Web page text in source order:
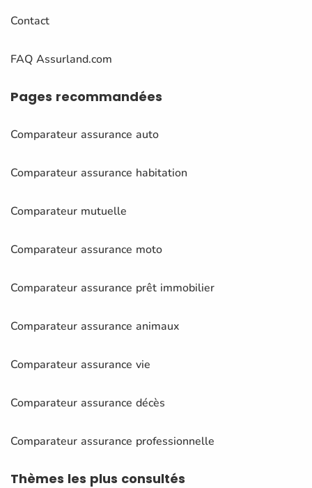
Contact
FAQ Assurland.com
Pages recommandées
Comparateur assurance auto
Comparateur assurance habitation
Comparateur mutuelle
Comparateur assurance moto
Comparateur assurance prêt immobilier
Comparateur assurance animaux
Comparateur assurance vie
Comparateur assurance décès
Comparateur assurance professionnelle
Thèmes les plus consultés